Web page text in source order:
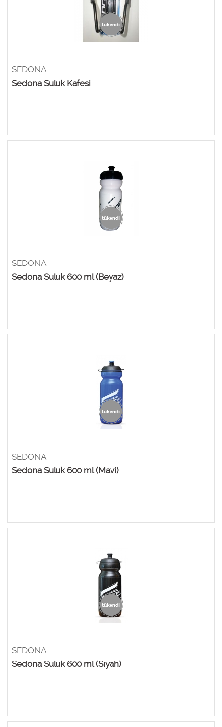
SEDONA
Sedona Suluk Kafesi
SEDONA
Sedona Suluk 600 ml (Beyaz)
SEDONA
Sedona Suluk 600 ml (Mavi)
SEDONA
Sedona Suluk 600 ml (Siyah)